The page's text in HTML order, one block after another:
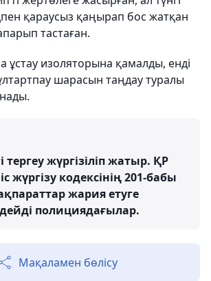
қараусыз қаңырап бос жатқан
тастаған.
ұстау изоляторына қамалды, енді
шарасын таңдау туралы
тергеу жүргізіліп жатыр. ҚР
жүргізу кодексінің 201-бабы
жария етуге
полициядағылар.
Мақаламен бөлісу